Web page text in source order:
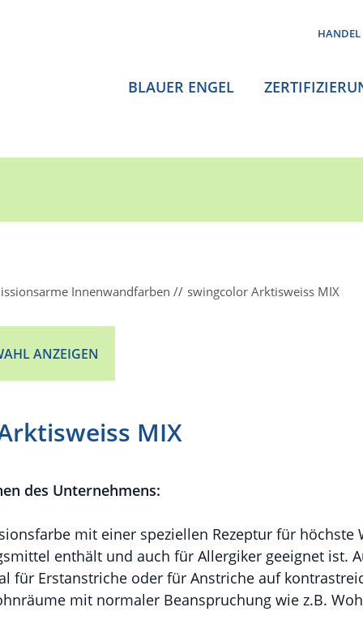
HANDEL
BLAUER ENGEL
Innenwandfarben swingcolor Arktisweiss MIX
ANZEIGEN
MIX
des Unternehmens:
mit einer speziellen Rezeptur für höchste
enthält und auch für Allergiker geeignet ist.
für Erstanstriche oder für Anstriche auf
mit normaler Beanspruchung wie z.B.